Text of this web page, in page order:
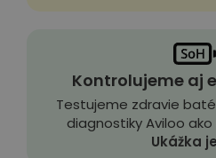
Kontrolujeme aj
Testujeme zdravie
diagnostiky Aviloo
Ukážka